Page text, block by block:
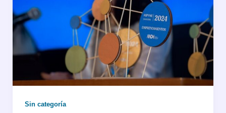
Sin categoría